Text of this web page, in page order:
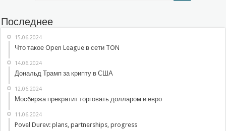
Последнее
15.06.2024
Что такое Open League в сети TON
14.06.2024
Дональд Трамп за крипту в США
12.06.2024
Мосбиржа прекратит торговать долларом и евро
11.06.2024
Povel Durev: plans, partnerships, progress